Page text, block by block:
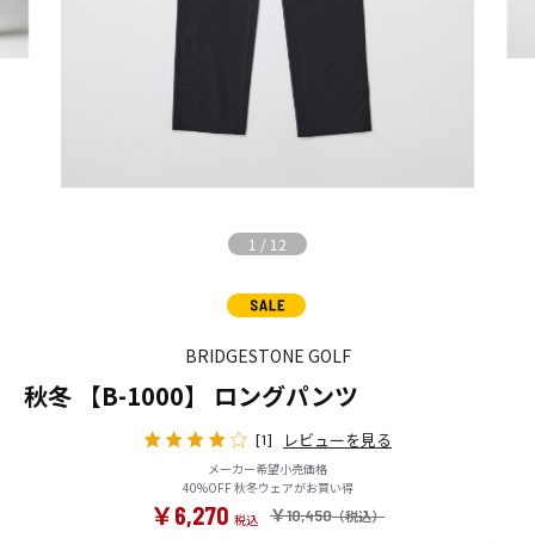
1 / 12
BRIDGESTONE GOLF
秋冬 【B-1000】 ロングパンツ
[1] レビューを見る
メーカー希望小売価格
40%OFF 秋冬ウェアがお買い得
￥10,450
￥6,270